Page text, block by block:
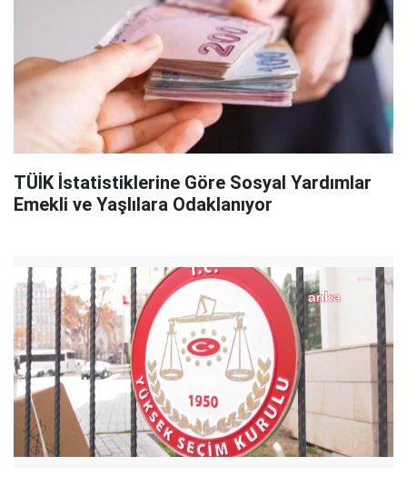
TÜİK İstatistiklerine Göre Sosyal Yardımlar
Emekli ve Yaşlılara Odaklanıyor